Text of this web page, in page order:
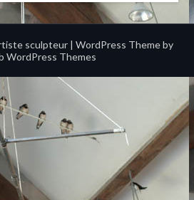
sculpteur | WordPress Theme by
WordPress Themes